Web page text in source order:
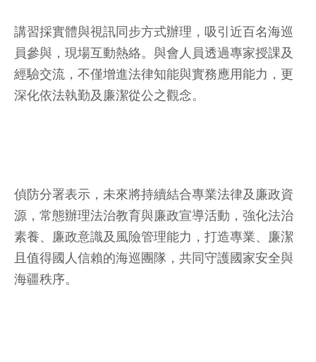
講習採實體與視訊同步方式辦理，吸引近百名海巡
員參與，現場互動熱絡。與會人員透過專家授課及
經驗交流，不僅增進法律知能與實務應用能力，更
深化依法執勤及廉潔從公之觀念。
偵防分署表示，未來將持續結合專業法律及廉政資
源，常態辦理法治教育與廉政宣導活動，強化法治
素養、廉政意識及風險管理能力，打造專業、廉潔
且值得國人信賴的海巡團隊，共同守護國家安全與
海疆秩序。